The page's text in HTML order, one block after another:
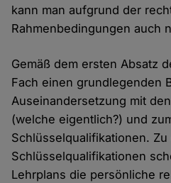
kann man aufgrund der
Rahmenbedingungen auch
Gemäß dem ersten Absatz
Fach einen grundlegenden
Auseinandersetzung mit
(welche eigentlich?) und
Schlüsselqualifikationen. Zu
Schlüsselqualifikationen
Lehrplans die persönliche